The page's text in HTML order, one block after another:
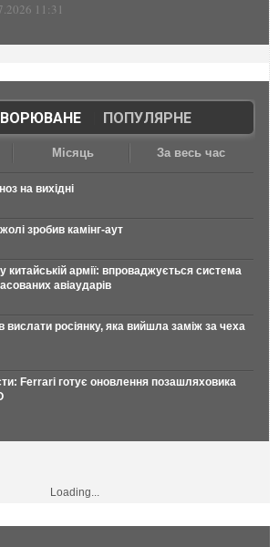
11:31
| ПОПУЛЯРНЕ
Місяць За весь час
на вихідні
зробив камінг-аут
китайській армії: впроваджується система
авіаударів
вислати росіянку, яка вийшла заміж за чеха
Ferrari готує оновлення позашляховика
Loading...